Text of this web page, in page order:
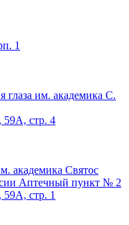
1
им. академика С.
59А, стр. 4
академика Святос
Аптечный пункт № 2
59А, стр. 1